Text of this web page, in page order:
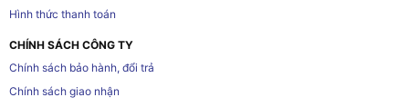
Hình thức thanh toán
CHÍNH SÁCH CÔNG TY
Chính sách bảo hành, đổi trả
Chính sách giao nhận